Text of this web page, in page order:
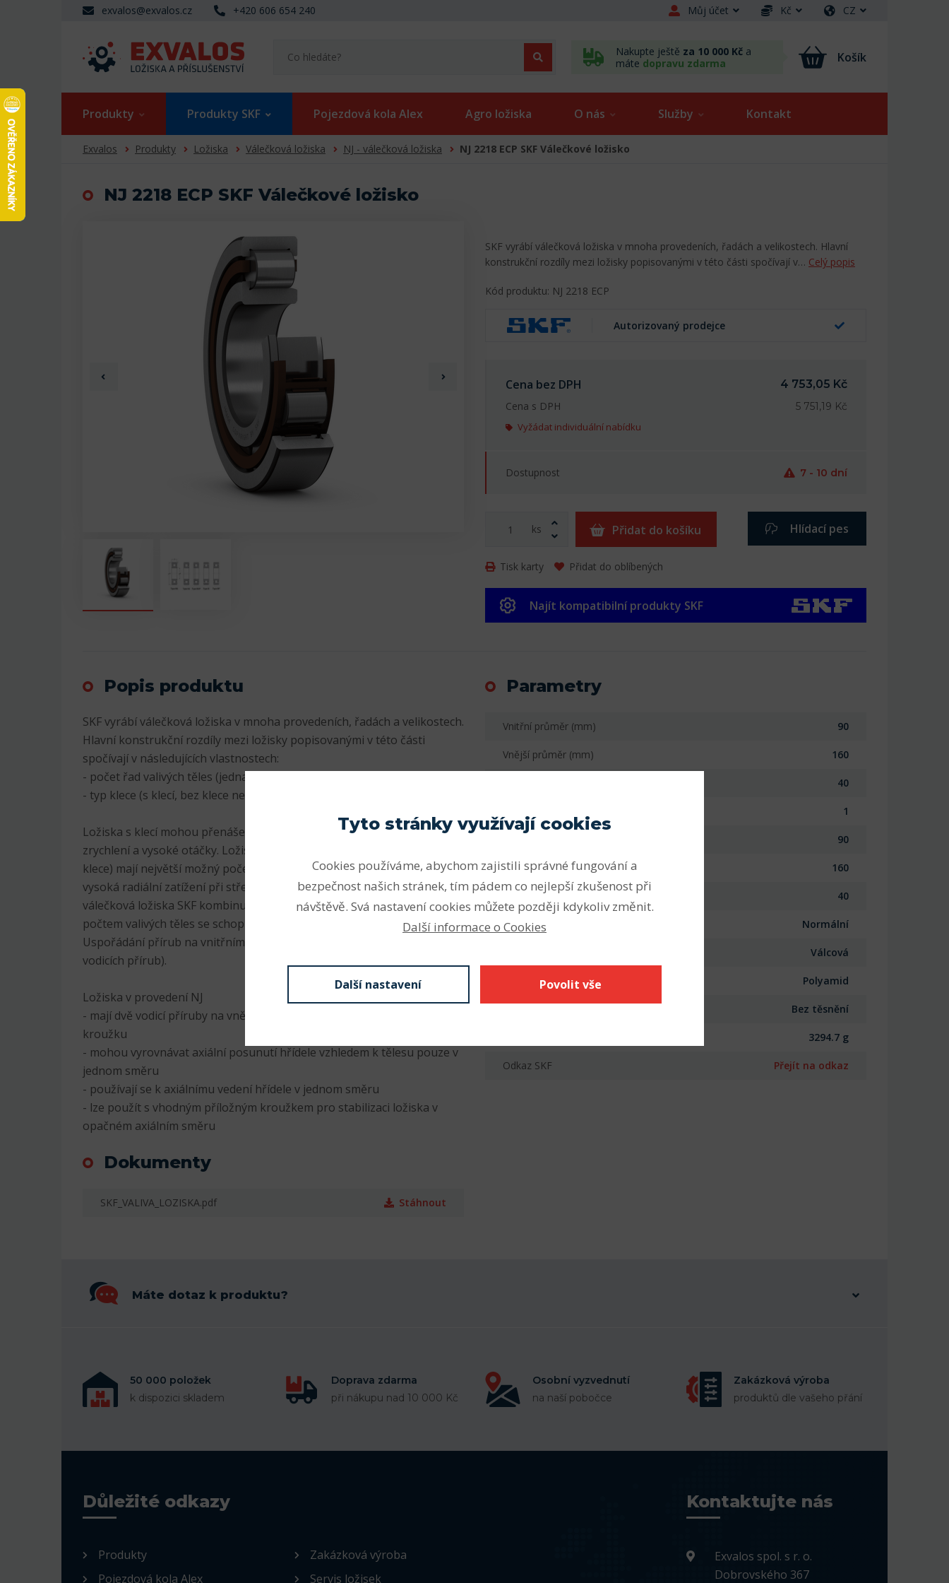
exvalos@exvalos.cz +420 606 654 240 Můj účet Kč CZ
Nakupte ještě za 10 000 Kč a
máte dopravu zdarma Košík
Produkty Produkty SKF Pojezdová kola Alex Agro ložiska O nás Služby Kontakt
Exvalos Produkty Ložiska Válečková ložiska NJ - válečková ložiska NJ 2218 ECP SKF Válečkové ložisko
NJ 2218 ECP SKF Válečkové ložisko
SKF vyrábí válečková ložiska v mnoha provedeních, řadách a velikostech. Hlavní
konstrukční rozdíly mezi ložisky popisovanými v této části spočívají v… Celý popis
Kód produktu: NJ 2218 ECP
Autorizovaný prodejce
Cena bez DPH
4 753,05 Kč
Cena s DPH
5 751,19 Kč
Vyžádat individuální nabídku
Dostupnost 7 - 10 dní
ks Přidat do košíku Hlídací pes
Tisk karty Přidat do oblíbených
Najít kompatibilní produkty SKF
Popis produktu
SKF vyrábí válečková ložiska v mnoha provedeních, řadách a velikostech.
Hlavní konstrukční rozdíly mezi ložisky popisovanými v této části
spočívají v následujících vlastnostech:
- počet řad valivých těles (jedna, dvě nebo čtyři)
- typ klece (s klecí, bez klece nebo speciální provedení)
Ložiska s klecí mohou přenášet vysoká radiální zatížení, snášet velká
zrychlení a vysoké otáčky. Ložiska s plným počtem valivých těles (bez
klece) mají největší možný počet válečků, a jsou proto vhodná pro velmi
vysoká radiální zatížení při středních otáčkách. Vysoce únosná
válečková ložiska SKF kombinují vysokou únosnost ložiska s plným
počtem valivých těles se schopností vysokých otáček ložiska s klecí.
Uspořádání přírub na vnitřním a vnějším kroužku (poloha a počet
vodicích přírub).
Ložiska v provedení NJ
- mají dvě vodicí příruby na vnějším kroužku a jednu přírubu na vnitřním
kroužku
- mohou vyrovnávat axiální posunutí hřídele vzhledem k tělesu pouze v
jednom směru
- používají se k axiálnímu vedení hřídele v jednom směru
- lze použít s vhodným příložným kroužkem pro stabilizaci ložiska v
opačném axiálním směru
Dokumenty
SKF_VALIVA_LOZISKA.pdf Stáhnout
Parametry
Vnitřní průměr (mm) 90
Vnější průměr (mm) 160
40
1
90
Vnější průměr (mm) 160
Šířka - B (mm) F 40
Radiální vůle Normální
Válcová
Materiál klece Polyamid
Bez těsnění
3294.7 g
Odkaz SKF Přejít na odkaz
Máte dotaz k produktu?
50 000 položek
k dispozici skladem
Doprava zdarma
při nákupu nad 10 000 Kč
Osobní vyzvednutí
na naší pobočce
Zakázková výroba
produktů dle vašeho přání
Důležité odkazy
Produkty
Pojezdová kola Alex
Zakázková výroba
Servis ložisek
Kontaktujte nás
Exvalos spol. s r. o.
Dobrovského 367
Tyto stránky využívají cookies
Cookies používáme, abychom zajistili správné fungování a
bezpečnost našich stránek, tím pádem co nejlepší zkušenost při
návštěvě. Svá nastavení cookies můžete později kdykoliv změnit.
Další informace o Cookies
Další nastavení Povolit vše